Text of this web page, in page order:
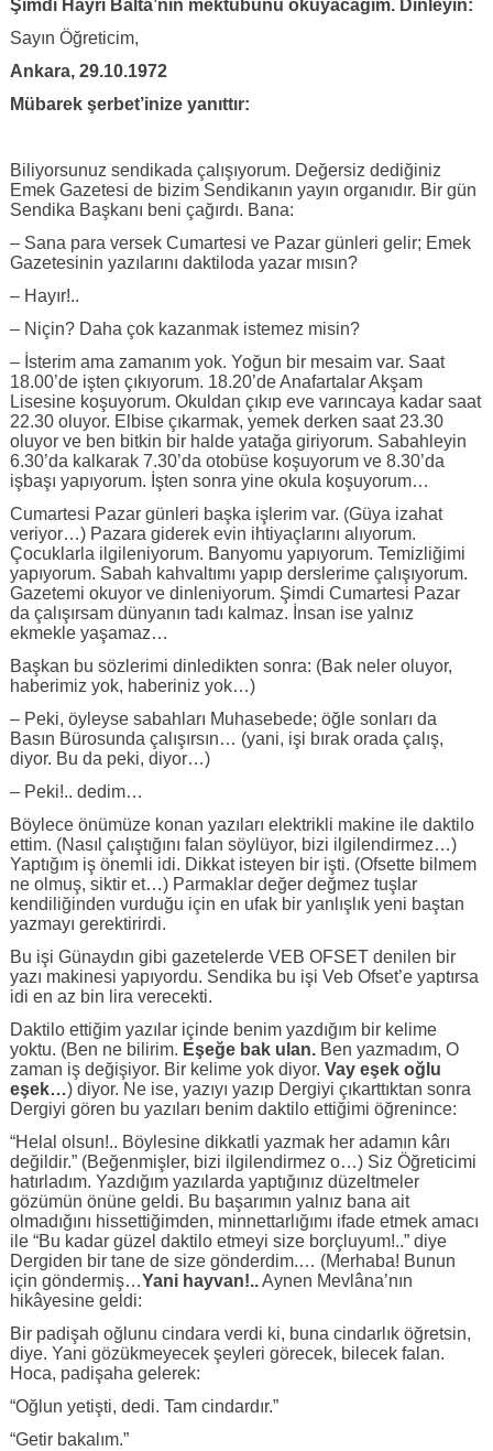
Şimdi Hayri Balta’nın mektubunu okuyacağım. Dinleyin:
Sayın Öğreticim,
Ankara, 29.10.1972
Mübarek şerbet’inize yanıttır:
Biliyorsunuz sendikada çalışıyorum. Değersiz dediğiniz
Emek Gazetesi de bizim Sendikanın yayın organıdır. Bir gün
Sendika Başkanı beni çağırdı. Bana:
– Sana para versek Cumartesi ve Pazar günleri gelir; Emek
Gazetesinin yazılarını daktiloda yazar mısın?
– Hayır!..
– Niçin? Daha çok kazanmak istemez misin?
– İsterim ama zamanım yok. Yoğun bir mesaim var. Saat
18.00’de işten çıkıyorum. 18.20’de Anafartalar Akşam
Lisesine koşuyorum. Okuldan çıkıp eve varıncaya kadar saat
22.30 oluyor. Elbise çıkarmak, yemek derken saat 23.30
oluyor ve ben bitkin bir halde yatağa giriyorum. Sabahleyin
6.30’da kalkarak 7.30’da otobüse koşuyorum ve 8.30’da
işbaşı yapıyorum. İşten sonra yine okula koşuyorum…
Cumartesi Pazar günleri başka işlerim var. (Güya izahat
veriyor…) Pazara giderek evin ihtiyaçlarını alıyorum.
Çocuklarla ilgileniyorum. Banyomu yapıyorum. Temizliğimi
yapıyorum. Sabah kahvaltımı yapıp derslerime çalışıyorum.
Gazetemi okuyor ve dinleniyorum. Şimdi Cumartesi Pazar
da çalışırsam dünyanın tadı kalmaz. İnsan ise yalnız
ekmekle yaşamaz…
Başkan bu sözlerimi dinledikten sonra: (Bak neler oluyor,
haberimiz yok, haberiniz yok…)
– Peki, öyleyse sabahları Muhasebede; öğle sonları da
Basın Bürosunda çalışırsın… (yani, işi bırak orada çalış,
diyor. Bu da peki, diyor…)
– Peki!.. dedim…
Böylece önümüze konan yazıları elektrikli makine ile daktilo
ettim. (Nasıl çalıştığını falan söylüyor, bizi ilgilendirmez…)
Yaptığım iş önemli idi. Dikkat isteyen bir işti. (Ofsette bilmem
ne olmuş, siktir et…) Parmaklar değer değmez tuşlar
kendiliğinden vurduğu için en ufak bir yanlışlık yeni baştan
yazmayı gerektirirdi.
Bu işi Günaydın gibi gazetelerde VEB OFSET denilen bir
yazı makinesi yapıyordu. Sendika bu işi Veb Ofset’e yaptırsa
idi en az bin lira verecekti.
Daktilo ettiğim yazılar içinde benim yazdığım bir kelime
yoktu. (Ben ne bilirim. Eşeğe bak ulan. Ben yazmadım, O
zaman iş değişiyor. Bir kelime yok diyor.Vay eşek oğlu
eşek…) diyor. Ne ise, yazıyı yazıp Dergiyi çıkarttıktan sonra
Dergiyi gören bu yazıları benim daktilo ettiğimi öğrenince:
“Helal olsun!.. Böylesine dikkatli yazmak her adamın kârı
değildir.” (Beğenmişler, bizi ilgilendirmez o…) Siz Öğreticimi
hatırladım. Yazdığım yazılarda yaptığınız düzeltmeler
gözümün önüne geldi. Bu başarımın yalnız bana ait
olmadığını hissettiğimden, minnettarlığımı ifade etmek amacı
ile “Bu kadar güzel daktilo etmeyi size borçluyum!..” diye
Dergiden bir tane de size gönderdim.… (Merhaba! Bunun
için göndermiş…Yani hayvan!..Aynen Mevlâna’nın
hikâyesine geldi:
Bir padişah oğlunu cindara verdi ki, buna cindarlık öğretsin,
diye. Yani gözükmeyecek şeyleri görecek, bilecek falan.
Hoca, padişaha gelerek:
“Oğlun yetişti, dedi. Tam cindardır.”
“Getir bakalım.”